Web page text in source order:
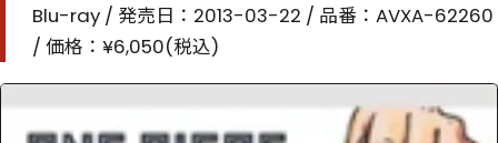
Blu-ray / 発売日：2013-03-22 / 品番：AVXA-62260
/ 価格：¥6,050(税込)